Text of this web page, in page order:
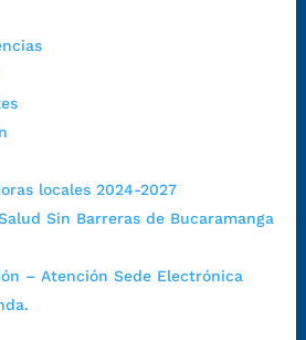
locales 2024-2027
Sin Barreras de Bucaramanga
– Atención Sede Electrónica